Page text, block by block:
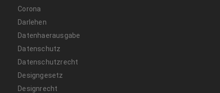
Corona
Darlehen
Datenhaerausgabe
Datenschutz
Datenschutzrecht
Designgesetz
Designrecht